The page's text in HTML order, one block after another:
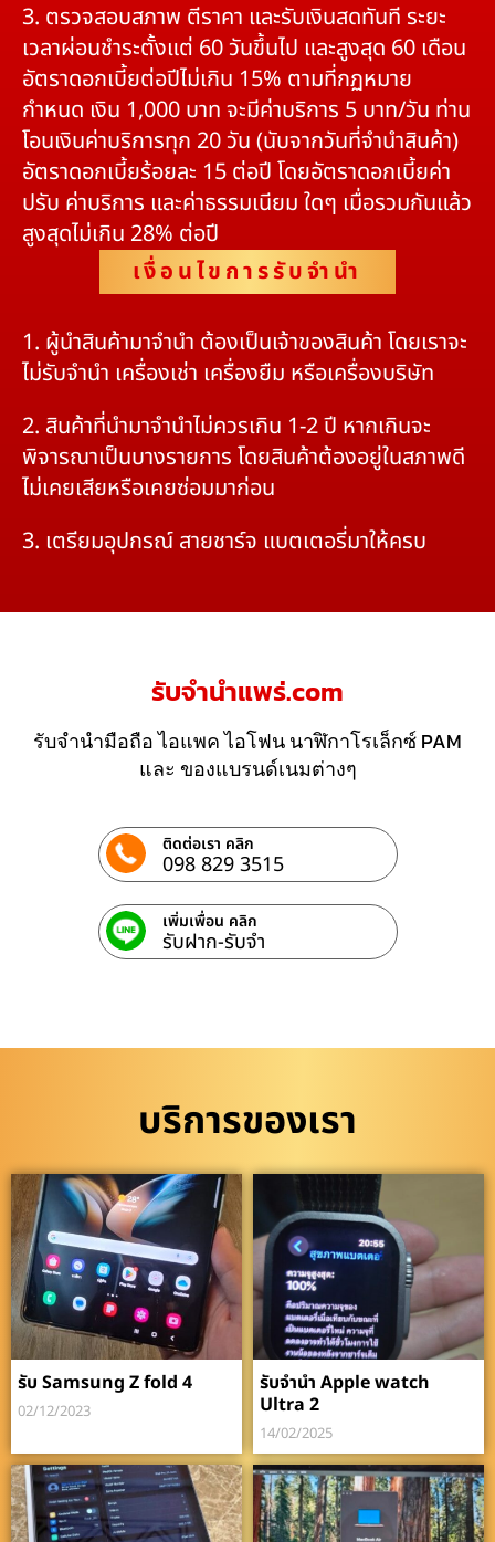
3. ตรวจสอบสภาพ ตีราคา และรับเงินสดทันที ระยะ
เวลาผ่อนชำระตั้งแต่ 60 วันขึ้นไป และสูงสุด 60 เดือน
อัตราดอกเบี้ยต่อปีไม่เกิน 15% ตามที่กฏหมาย
กำหนด เงิน 1,000 บาท จะมีค่าบริการ 5 บาท/วัน ท่าน
โอนเงินค่าบริการทุก 20 วัน (นับจากวันที่จำนำสินค้า)
อัตราดอกเบี้ยร้อยละ 15 ต่อปี โดยอัตราดอกเบี้ยค่า
ปรับ ค่าบริการ และค่าธรรมเนียม ใดๆ เมื่อรวมกันแล้ว
สูงสุดไม่เกิน 28% ต่อปี
เงื่อนไขการรับจำนำ
1. ผู้นำสินค้ามาจำนำ ต้องเป็นเจ้าของสินค้า โดยเราจะ
ไม่รับจำนำ เครื่องเช่า เครื่องยืม หรือเครื่องบริษัท
2. สินค้าที่นำมาจำนำไม่ควรเกิน 1-2 ปี หากเกินจะ
พิจารณาเป็นบางรายการ โดยสินค้าต้องอยู่ในสภาพดี
ไม่เคยเสียหรือเคยซ่อมมาก่อน
3. เตรียมอุปกรณ์ สายชาร์จ แบตเตอรี่มาให้ครบ
รับจํานําแพร่.com
รับจำนำมือถือ ไอแพค ไอโฟน นาฬิกาโรเล็กซ์ PAM
และ ของแบรนด์เนมต่างๆ
ติดต่อเรา คลิก
098 829 3515
เพิ่มเพื่อน คลิก
รับฝาก-รับจํา
บริการของเรา
รับ Samsung Z fold 4
02/12/2023
รับจำนำ Apple watch
Ultra 2
14/02/2025